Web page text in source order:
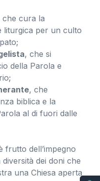
che cura la
liturgica per un culto
, che si
della Parola e
, che
biblica e la
al di fuori dalle
frutto dell’impegno
dei doni che
una Chiesa aperta